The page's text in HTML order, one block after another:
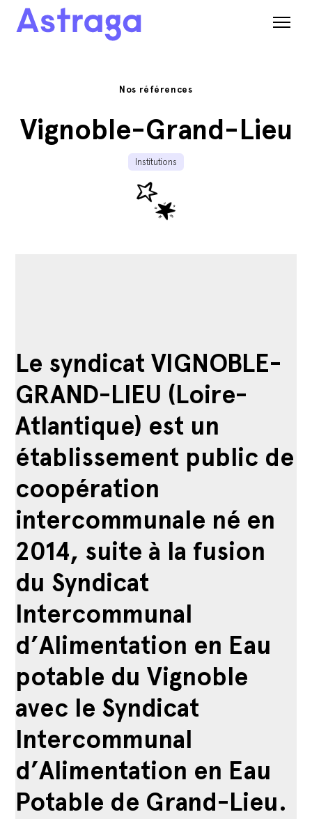
Nos références
Vignoble-Grand-Lieu
Institutions
Le syndicat VIGNOBLE-
GRAND-LIEU (Loire-
Atlantique) est un
établissement public de
coopération
intercommunale né en
2014, suite à la fusion
du Syndicat
Intercommunal
d’Alimentation en Eau
potable du Vignoble
avec le Syndicat
Intercommunal
d’Alimentation en Eau
Potable de Grand-Lieu.